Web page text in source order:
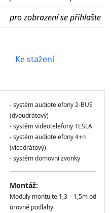
pro zobrazení se přihlašte
Ke stažení
- systém audiotelefony 2-BUS
(dvoudrátový)
- systém videotelefony TESLA
- systém audiotelefony 4+n
(vícedrátový)
- systém domovní zvonky
Montáž:
Moduly montujte 1,3 – 1,5m od
úrovně podlahy.